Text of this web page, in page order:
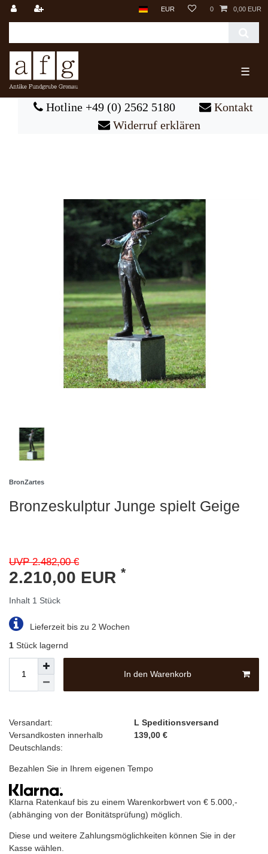
EUR 0 0,00 EUR
☰
Hotline +49 (0) 2562 5180
Kontakt
Widerruf erklären
BronZartes
Bronzeskulptur Junge spielt Geige
UVP 2.482,00 €
2.210,00 EUR *
Inhalt 1 Stück
Lieferzeit bis zu 2 Wochen
1 Stück lagernd
In den Warenkorb
Versandart:
L Speditionsversand
Versandkosten innerhalb
Deutschlands:
139,00 €
Bezahlen Sie in Ihrem eigenen Tempo
Klarna Ratenkauf bis zu einem Warenkorbwert von € 5.000,-
(abhänging von der Bonitätsprüfung) möglich.
Diese und weitere Zahlungsmöglichkeiten können Sie in der
Kasse wählen.